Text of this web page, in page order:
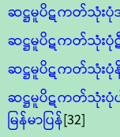
ဆဋ္ဌမူပိဋကတ်သုံးပုံ
ဆဋ္ဌမူပိဋကတ်သုံး
ဆဋ္ဌမူပိဋကတ်သုံး
ဆဋ္ဌမူပိဋကတ်သုံးပုံ
မြန်မာပြန်[32]